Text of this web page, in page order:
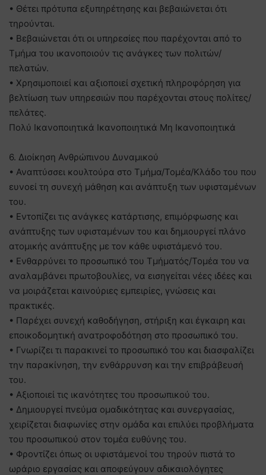
• Θέτει πρότυπα εξυπηρέτησης και βεβαιώνεται ότι
τηρούνται.
• Βεβαιώνεται ότι οι υπηρεσίες που παρέχονται από το
Τμήμα του ικανοποιούν τις ανάγκες των πολιτών/
πελατών.
• Χρησιμοποιεί και αξιοποιεί σχετική πληροφόρηση για
βελτίωση των υπηρεσιών που παρέχονται στους πολίτες/
πελάτες.
Πολύ Ικανοποιητικά Ικανοποιητικά Μη Ικανοποιητικά
6. Διοίκηση Ανθρώπινου Δυναμικού
• Αναπτύσσει κουλτούρα στο Τμήμα/Τομέα/Κλάδο του που
ευνοεί τη συνεχή μάθηση και ανάπτυξη των υφισταμένων
του.
• Εντοπίζει τις ανάγκες κατάρτισης, επιμόρφωσης και
ανάπτυξης των υφισταμένων του και δημιουργεί πλάνο
ατομικής ανάπτυξης με τον κάθε υφιστάμενό του.
• Ενθαρρύνει το προσωπικό του Τμήματός/Τομέα του να
αναλαμβάνει πρωτοβουλίες, να εισηγείται νέες ιδέες και
να μοιράζεται καινούριες εμπειρίες, γνώσεις και
πρακτικές.
• Παρέχει συνεχή καθοδήγηση, στήριξη και έγκαιρη και
εποικοδομητική ανατροφοδότηση στο προσωπικό του.
• Γνωρίζει τι παρακινεί το προσωπικό του και διασφαλίζει
την παρακίνηση, την ενθάρρυνση και την επιβράβευσή
του.
• Αξιοποιεί τις ικανότητες του προσωπικού του.
• Δημιουργεί πνεύμα ομαδικότητας και συνεργασίας,
χειρίζεται διαφωνίες στην ομάδα και επιλύει προβλήματα
του προσωπικού στον τομέα ευθύνης του.
• Φροντίζει όπως οι υφιστάμενοί του τηρούν πιστά το
ωράριο εργασίας και αποφεύγουν αδικαιολόγητες